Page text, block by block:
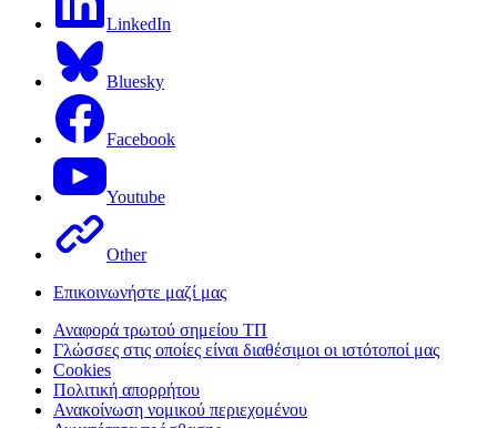
LinkedIn
Bluesky
Facebook
Youtube
Other
Επικοινωνήστε μαζί μας
Αναφορά τρωτού σημείου ΤΠ
Γλώσσες στις οποίες είναι διαθέσιμοι οι ιστότοποί μας
Cookies
Πολιτική απορρήτου
Ανακοίνωση νομικού περιεχομένου